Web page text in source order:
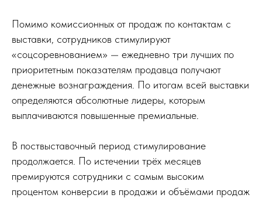
Помимо комиссионных от продаж по контактам с
выставки, сотрудников стимулируют
«соцсоревнованием» — ежедневно три лучших по
приоритетным показателям продавца получают
денежные вознаграждения. По итогам всей выставки
определяются абсолютные лидеры, которым
выплачиваются повышенные премиальные.
В поствыставочный период стимулирование
продолжается. По истечении трёх месяцев
премируются сотрудники с самым высоким
процентом конверсии в продажи и объёмами продаж